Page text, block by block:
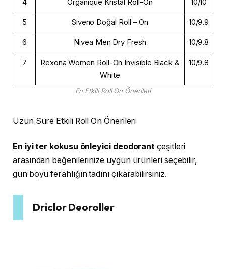
5 Siveno Doğal Roll – On 10/9.9
6 Nivea Men Dry Fresh 10/9.8
7
Rexona Women Roll-On Invisible Black &
White
10/9.8
En Etkili Roll On Önerileri
Uzun Süre Etkili Roll On Önerileri
En iyi ter kokusu önleyici deodorantçeşitleri
arasından beğenilerinize uygun ürünleri seçebilir,
gün boyu ferahlığın tadını çıkarabilirsiniz.
Driclor Deoroller